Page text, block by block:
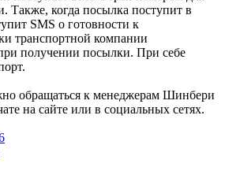
Также, когда посылка поступит в
SMS о готовности к
транспортной компании
получении посылки. При себе
обращаться к менеджерам Шинбери
на сайте или в социальных сетях.